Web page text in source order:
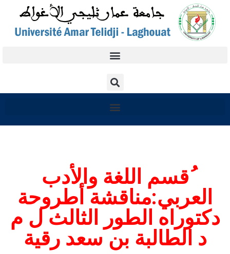
ُقسم اللغة والأدب
العربي:مناقشة أطروحة
دكتوراه الطور الثالث ل م
د الطالبة بن سعد رقية